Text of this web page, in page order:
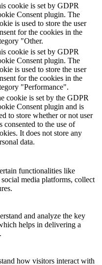
cookie is set by GDPR
Consent plugin. The
is used to store the user
for the cookies in the
"Other.
cookie is set by GDPR
Consent plugin. The
is used to store the user
for the cookies in the
"Performance".
cookie is set by the GDPR
Consent plugin and is
to store whether or not user
consented to the use of
It does not store any
data.
functionalities like
media platforms, collect
and analyze the key
helps in delivering a
how visitors interact with